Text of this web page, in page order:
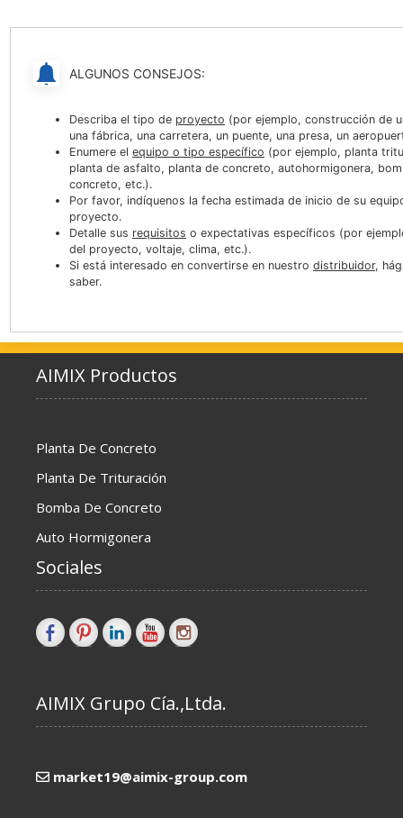
ALGUNOS CONSEJOS:
Describa el tipo de proyecto (por ejemplo, construcción de
una fábrica, una carretera, un puente, una presa, un
Enumere el equipo o tipo específico (por ejemplo, planta
planta de asfalto, planta de concreto, autohormigonera,
concreto, etc.).
Por favor, indíquenos la fecha estimada de inicio de su
proyecto.
Detalle sus requisitos o expectativas específicos (por
del proyecto, voltaje, clima, etc.).
Si está interesado en convertirse en nuestro distribuidor,
saber.
AIMIX Productos
Planta De Concreto
Planta De Trituración
Bomba De Concreto
Auto Hormigonera
Sociales
AIMIX Grupo Cía.,Ltda.
market19@aimix-group.com